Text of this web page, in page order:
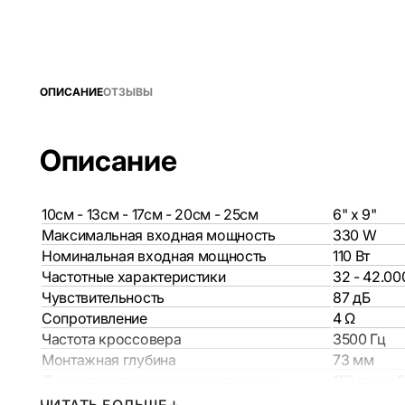
ОПИСАНИЕОТЗЫВЫ
Описание
10см - 13см - 17см - 20см - 25см
6" x 9"
Максимальная входная мощность
330 W
Номинальная входная мощность
110 Вт
Частотные характеристики
32 -
Чувствительность
87 дБ
Сопротивление
4 Ω
Частота кроссовера
3500 Гц
Монтажная глубина
73 мм
Материал НЧ динамика